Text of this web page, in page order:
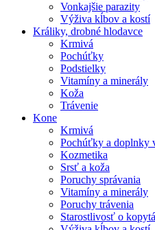
Vonkajšie parazity
Výživa kĺbov a kostí
Králiky, drobné hlodavce
Krmivá
Pochúťky
Podstielky
Vitamíny a minerály
Koža
Trávenie
Kone
Krmivá
Pochúťky a doplnky
Kozmetika
Srsť a koža
Poruchy správania
Vitamíny a minerály
Poruchy trávenia
Starostlivosť o kopytá